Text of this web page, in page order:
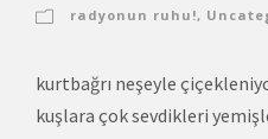
radyonun ruhu!,
kurtbağrı neşeyle
kuşlara çok sevdikleri